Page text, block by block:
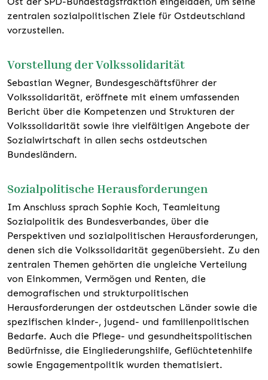
zentralen sozialpolitischen Ziele für Ostdeutschland
vorzustellen.
Vorstellung der Volkssolidarität
Sebastian Wegner, Bundesgeschäftsführer der
Volkssolidarität, eröffnete mit einem umfassenden
Bericht über die Kompetenzen und Strukturen der
Volkssolidarität sowie ihre vielfältigen Angebote der
Sozialwirtschaft in allen sechs ostdeutschen
Bundesländern.
Sozialpolitische Herausforderungen
Im Anschluss sprach Sophie Koch, Teamleitung
Sozialpolitik des Bundesverbandes, über die
Perspektiven und sozialpolitischen Herausforderungen,
denen sich die Volkssolidarität gegenübersieht. Zu den
zentralen Themen gehörten die ungleiche Verteilung
von Einkommen, Vermögen und Renten, die
demografischen und strukturpolitischen
Herausforderungen der ostdeutschen Länder sowie die
spezifischen kinder-, jugend- und familienpolitischen
Bedarfe. Auch die Pflege- und gesundheitspolitischen
Bedürfnisse, die Eingliederungshilfe, Geflüchtetenhilfe
sowie Engagementpolitik wurden thematisiert.